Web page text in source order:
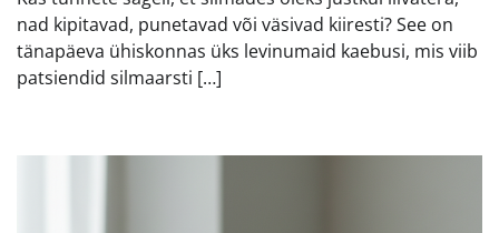
nad kipitavad, punetavad või väsivad kiiresti? See on
tänapäeva ühiskonnas üks levinumaid kaebusi, mis viib
patsiendid silmaarsti […]